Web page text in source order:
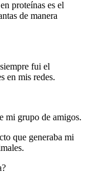
proteínas es el
de manera
fui el
en mis redes.
mi grupo de amigos.
que generaba mi